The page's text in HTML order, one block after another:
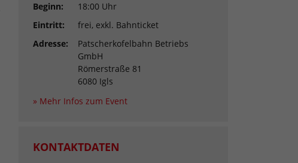
Beginn:
18:00 Uhr
Eintritt:
frei, exkl. Bahnticket
Adresse:
Patscherkofelbahn Betriebs
GmbH
Römerstraße 81
6080 Igls
» Mehr Infos zum Event
KONTAKTDATEN